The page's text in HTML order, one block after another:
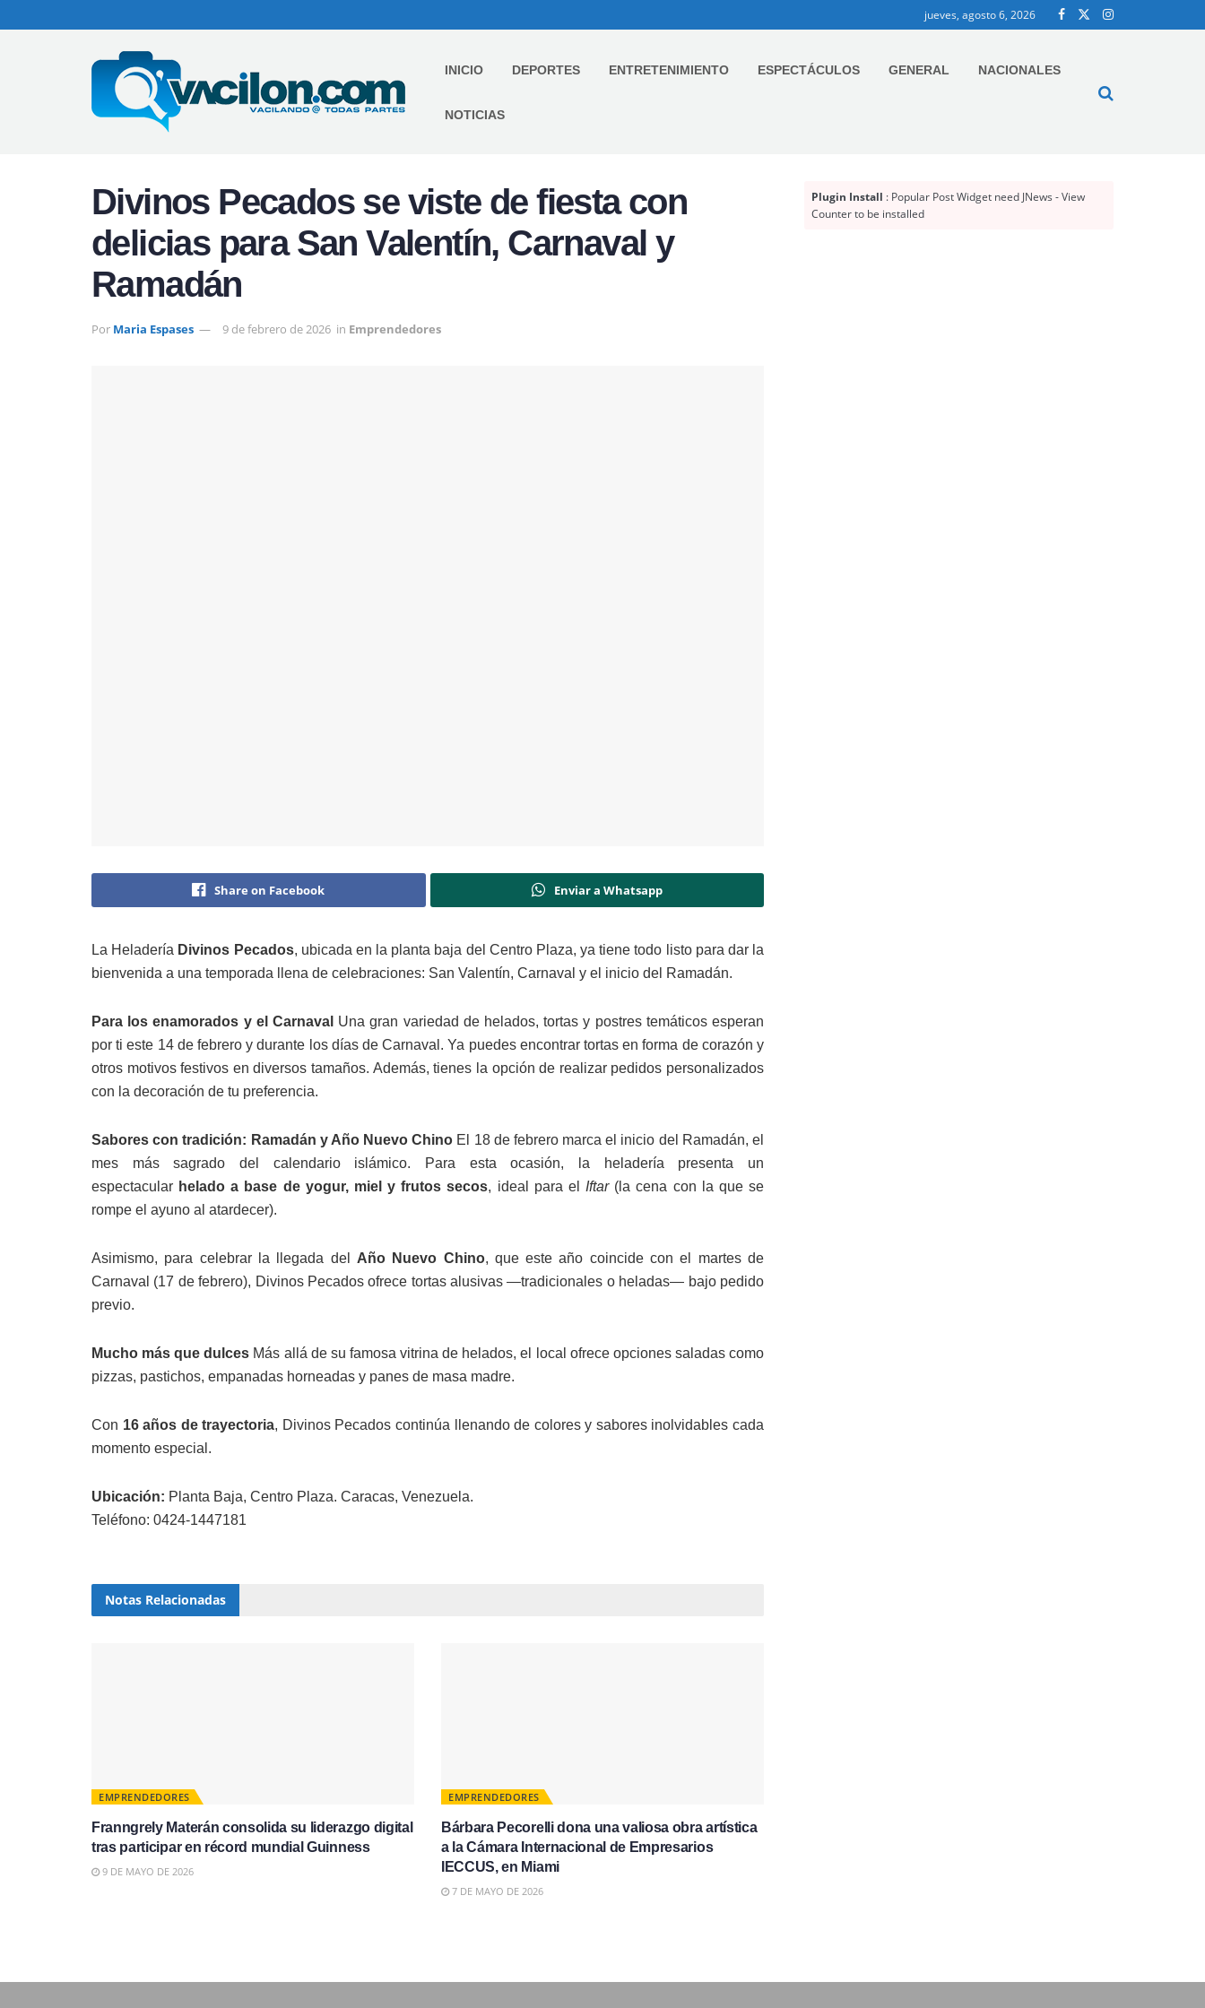
jueves, agosto 6, 2026
INICIO DEPORTES ENTRETENIMIENTO ESPECTÁCULOS GENERAL NACIONALES
NOTICIAS
Divinos Pecados se viste de fiesta con
delicias para San Valentín, Carnaval y
Ramadán
Por Maria Espases 9 de febrero de 2026 in Emprendedores
Share on Facebook Enviar a Whatsapp
La Heladería Divinos Pecados, ubicada en la planta baja del Centro Plaza, ya tiene todo listo para dar la
bienvenida a una temporada llena de celebraciones: San Valentín, Carnaval y el inicio del Ramadán.
Para los enamorados y el Carnaval Una gran variedad de helados, tortas y postres temáticos esperan
por ti este 14 de febrero y durante los días de Carnaval. Ya puedes encontrar tortas en forma de corazón y
otros motivos festivos en diversos tamaños. Además, tienes la opción de realizar pedidos personalizados
con la decoración de tu preferencia.
Sabores con tradición: Ramadán y Año Nuevo Chino El 18 de febrero marca el inicio del Ramadán, el
mes más sagrado del calendario islámico. Para esta ocasión, la heladería presenta un
espectacular helado a base de yogur, miel y frutos secos, ideal para el Iftar(la cena con la que se
rompe el ayuno al atardecer).
Asimismo, para celebrar la llegada del Año Nuevo Chino, que este año coincide con el martes de
Carnaval (17 de febrero), Divinos Pecados ofrece tortas alusivas —tradicionales o heladas— bajo pedido
previo.
Mucho más que dulces Más allá de su famosa vitrina de helados, el local ofrece opciones saladas como
pizzas, pastichos, empanadas horneadas y panes de masa madre.
Con 16 años de trayectoria, Divinos Pecados continúa llenando de colores y sabores inolvidables cada
momento especial.
Ubicación: Planta Baja, Centro Plaza. Caracas, Venezuela.
Teléfono: 0424-1447181
Notas Relacionadas
EMPRENDEDORES
Franngrely Materán consolida su liderazgo digital
tras participar en récord mundial Guinness
9 DE MAYO DE 2026
EMPRENDEDORES
Bárbara Pecorelli dona una valiosa obra artística
a la Cámara Internacional de Empresarios
IECCUS, en Miami
7 DE MAYO DE 2026
Plugin Install : Popular Post Widget need JNews - View
Counter to be installed